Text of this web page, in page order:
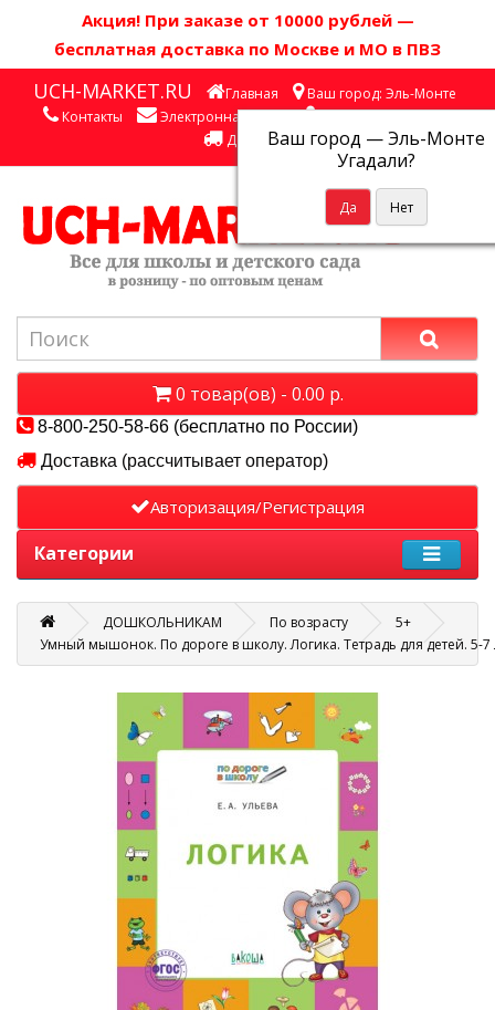
Акция! При заказе от 10000 рублей —
бесплатная доставка по Москве и МО в ПВЗ
UCH-MARKET.RU Главная Ваш город: Эль-Монте
Ваш город —Эль-Монте
Угадали?
Контакты Электронная почта
Личный кабинет
Доставка
0 товар(ов) - 0.00 р.
8-800-250-58-66 (бесплатно по России)
Доставка (рассчитывает оператор)
Авторизация/Регистрация
Категории
ДОШКОЛЬНИКАМ По возрасту
5+
Умный мышонок. По дороге в школу. Логика. Тетрадь для детей. 5-